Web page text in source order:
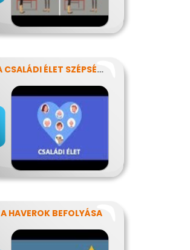
A CSALÁDI ÉLET SZÉPSÉGEI ÉS NEHÉZSÉGEI
A HAVEROK BEFOLYÁSA